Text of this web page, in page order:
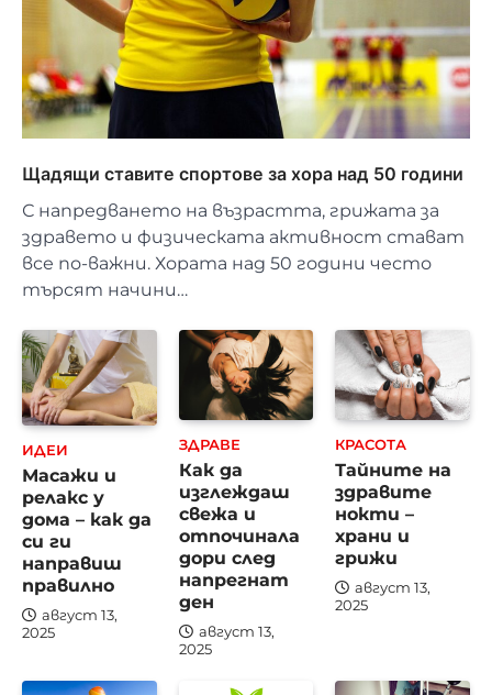
Щадящи ставите спортове за хора над 50 години
С напредването на възрастта, грижата за
здравето и физическата активност стават
все по-важни. Хората над 50 години често
търсят начини…
ИДЕИ
Масажи и
релакс у
дома – как да
си ги
направиш
правилно
август 13,
2025
ЗДРАВЕ
Как да
изглеждаш
свежа и
отпочинала
дори след
напрегнат
ден
август 13,
2025
КРАСОТА
Тайните на
здравите
нокти –
храни и
грижи
август 13,
2025